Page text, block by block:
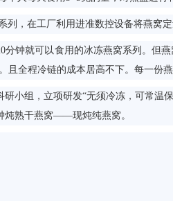
，在工厂利用进准数控设备将燕窝定
钟就可以食用的冰冻燕窝系列。但燕
且全程冷链的成本居高不下。每一份
组，立项研发“无须冷冻，可常温
炖熟干燕窝——现炖纯燕窝。